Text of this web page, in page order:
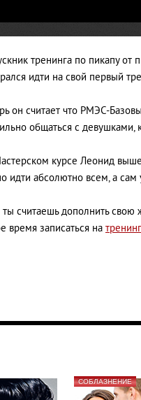
тренинга по пикапу
идти на свой первый
он считает что РМЭС-
общаться с девушками,
курсе Леонид
идти абсолютно всем, а
ты считаешь дополнить
время записаться на
СОБЛАЗНЕНИЕ